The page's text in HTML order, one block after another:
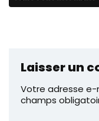
Laisser un
Votre adresse e-
champs